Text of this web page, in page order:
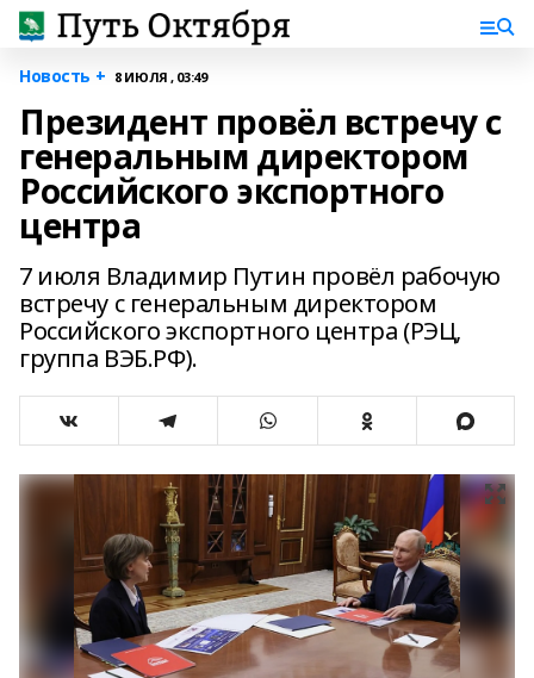
Новость + 8 ИЮЛЯ , 03:49
Президент провёл встречу с
генеральным директором
Российского экспортного
центра
7 июля Владимир Путин провёл рабочую
встречу с генеральным директором
Российского экспортного центра (РЭЦ,
группа ВЭБ.РФ).